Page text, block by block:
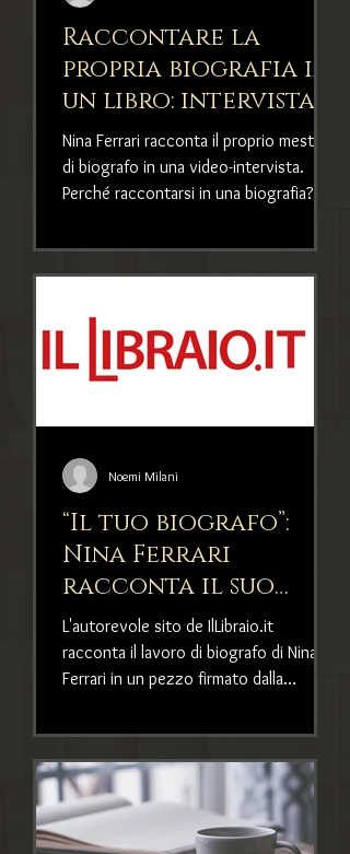
Raccontare la
propria biografia in
un libro: intervista
col biografo Nina
Ferrari
Nina Ferrari racconta il proprio mestiere
di biografo in una video-intervista.
Perché raccontarsi in una biografia? E
“Il tuo biografo”:
Nina Ferrari
racconta il suo
lavoro di scrittura
delle vite degli
altri
L'autorevole sito de IlLibraio.it
racconta il lavoro di biografo di Nina
Ferrari in un pezzo firmato dalla
Noemi Milani